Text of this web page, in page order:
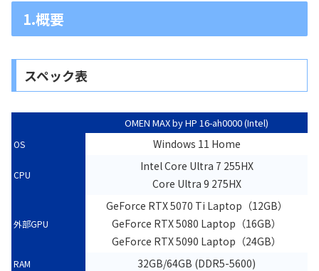
1.概要
スペック表
OMEN MAX by HP 16-ah0000 (Intel)
OS Windows 11 Home
CPU
Intel Core Ultra 7 255HX
Core Ultra 9 275HX
外部GPU
GeForce RTX 5070 Ti Laptop（12GB）
GeForce RTX 5080 Laptop（16GB）
GeForce RTX 5090 Laptop（24GB）
RAM 32GB/64GB (DDR5-5600)